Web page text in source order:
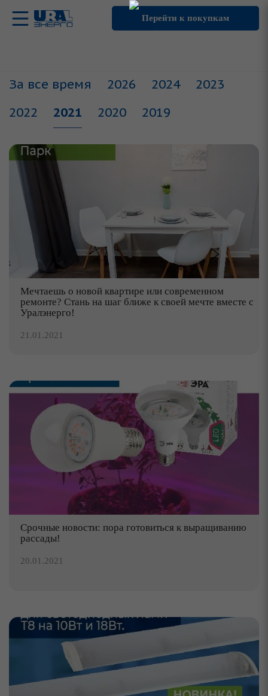
Перейти к покупкам
За все время 2026 2024
2023
2022
2021 2020 2019
Мечтаешь о новой квартире или современном
ремонте? Стань на шаг ближе к своей мечте вместе с
Уралэнерго!
21.01.2021
Срочные новости: пора готовиться к выращиванию
рассады!
20.01.2021